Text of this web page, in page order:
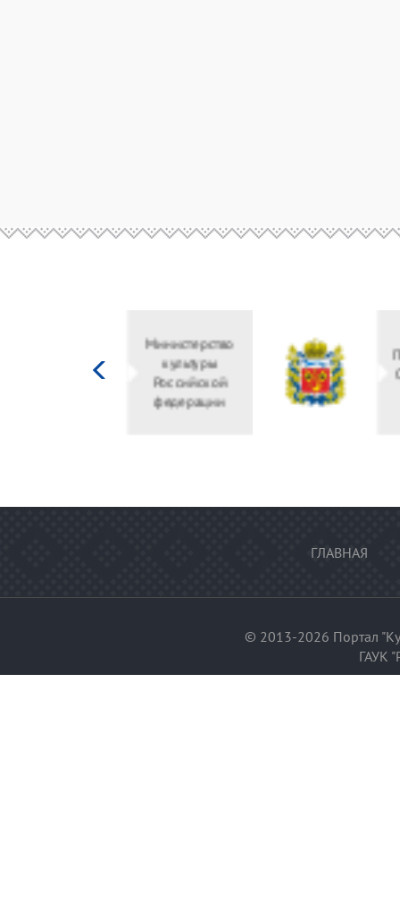
Министерство
культуры
Российской
федерации
ГЛАВНАЯ
© 2013-2026 Портал
ГАУК